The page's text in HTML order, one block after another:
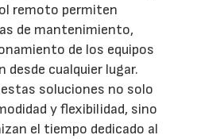
remoto permiten
de mantenimiento,
de los equipos
desde cualquier lugar.
soluciones no solo
y flexibilidad, sino
el tiempo dedicado al